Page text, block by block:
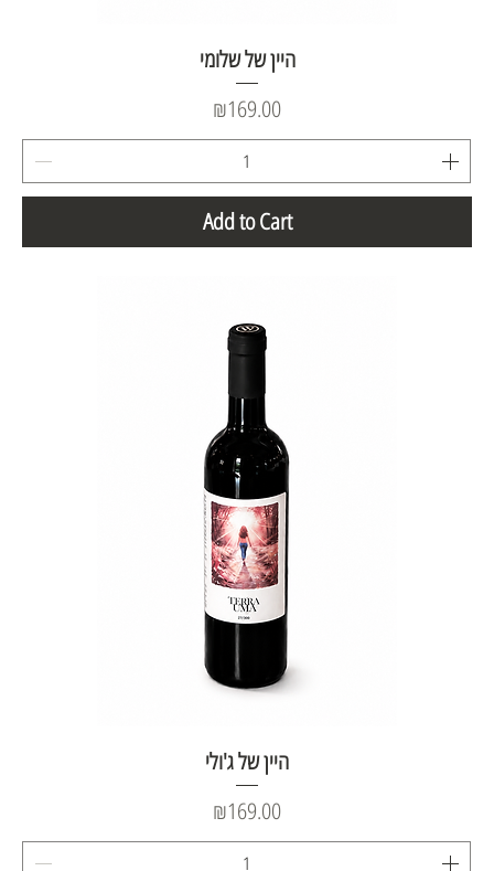
היין של שלומי
Price
₪169.00
Add to Cart
היין של ג'ולי
Price
₪169.00